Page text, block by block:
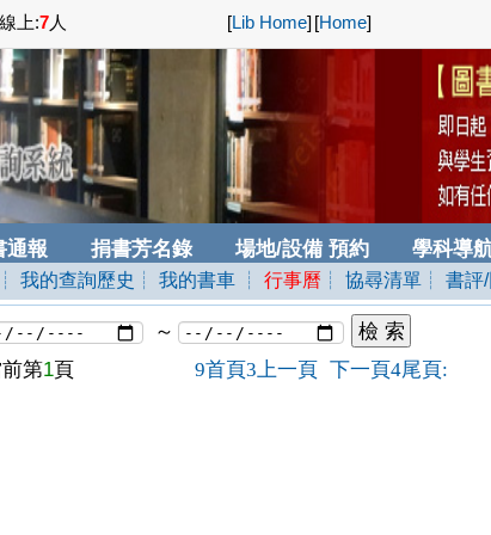
上:7人 [Lib Home] [Home]
通報 捐書芳名錄 場地/設備 預約 學科導
┊ 我的查詢歷史 ┊ 我的書車 ┊行事曆 ┊ 協尋清單 ┊ 書評
～
第1頁 9首頁3上一頁 下一頁4尾頁: